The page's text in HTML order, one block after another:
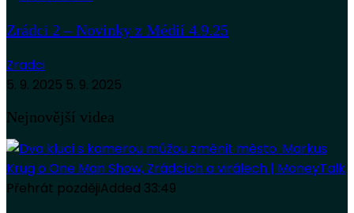
Zrádci 2 – Novinky z Médií 4.9.25
Zradci
5. 9. 2025 5. 9. 2025
Nejnovější videa
Přehrát pozdějiAdded 33:49